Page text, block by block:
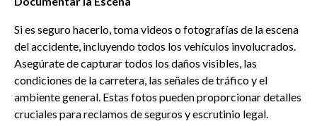
Si es seguro hacerlo, toma videos o fotografías de la escena
del accidente, incluyendo todos los vehículos involucrados.
Asegúrate de capturar todos los daños visibles, las
condiciones de la carretera, las señales de tráfico y el
ambiente general. Estas fotos pueden proporcionar detalles
cruciales para reclamos de seguros y escrutinio legal.